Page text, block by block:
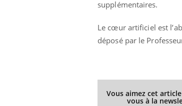
supplémentaires.
Le cœur artificiel est
déposé par le
Vous aimez cet
vous à la